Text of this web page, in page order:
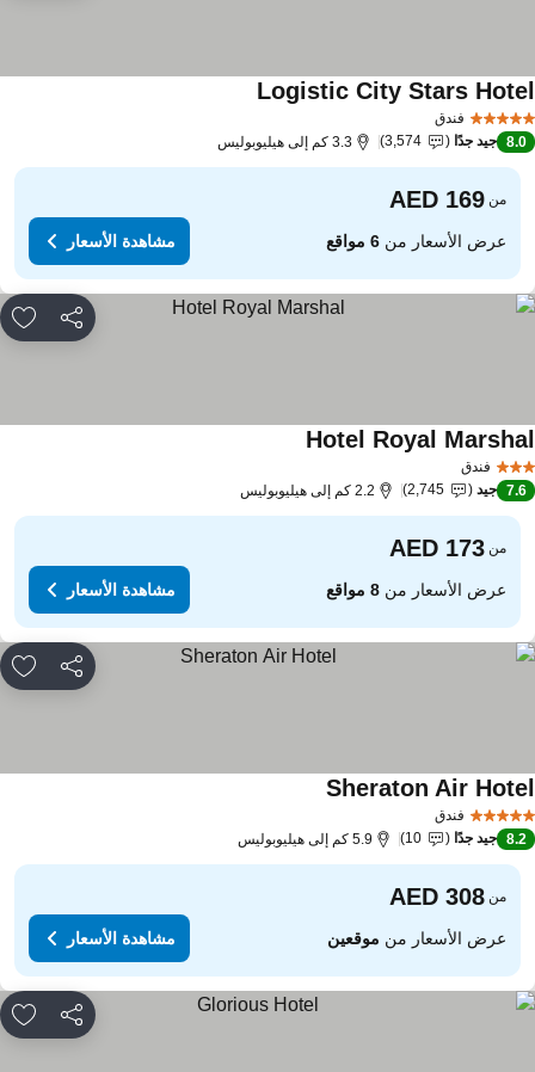
فندق
Logistic City Stars
8.0 جيد جدًا 3,574 3.3 كم إلى هيليوبوليس
من
عرض الأسعار من6 مواقع مشاهدة الأسعار
مشاركة
فندق
Hotel Royal
7.6 جيد 2,745 2.2 كم إلى هيليوبوليس
من
عرض الأسعار من8 مواقع مشاهدة الأسعار
مشاركة
فندق
Sheraton Air
8.2 جيد جدًا 10 5.9 كم إلى هيليوبوليس
من
عرض الأسعار منموقعين مشاهدة الأسعار
مشاركة